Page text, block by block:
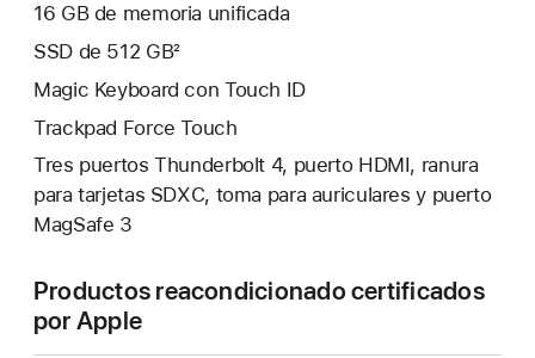
16 GB de memoria unificada
SSD de 512 GB²
Magic Keyboard con Touch ID
Trackpad Force Touch
Tres puertos Thunderbolt 4, puerto HDMI, ranura
para tarjetas SDXC, toma para auriculares y puerto
MagSafe 3
Productos reacondicionado certificados
por Apple